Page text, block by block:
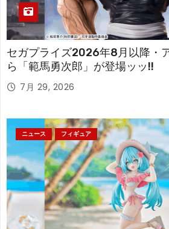
セガプライズ2026年8月以降・
ら「範馬勇次郎」が登場ッッ!!
7月 29, 2026
ニュース フィギュア